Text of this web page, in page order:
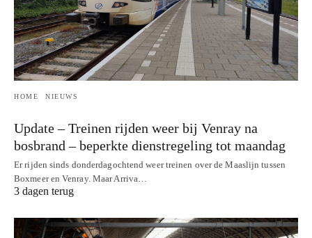
HOME NIEUWS
Update – Treinen rijden weer bij Venray na
bosbrand – beperkte dienstregeling tot maandag
Er rijden sinds donderdagochtend weer treinen over de Maaslijn tussen
Boxmeer en Venray. Maar Arriva…
3 dagen terug